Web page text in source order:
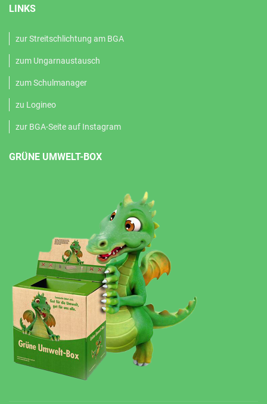
LINKS
zur Streitschlichtung am BGA
zum Ungarnaustausch
zum Schulmanager
zu Logineo
zur BGA-Seite auf Instagram
GRÜNE UMWELT-BOX